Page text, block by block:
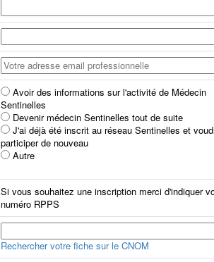
Avoir des informations sur l'activité de Médecin
Sentinelles
Devenir médecin Sentinelles tout de suite
J'ai déjà été inscrit au réseau Sentinelles et
participer de nouveau
Autre
Si vous souhaitez une inscription merci d'indiquer
numéro RPPS
Rechercher votre fiche sur le CNOM